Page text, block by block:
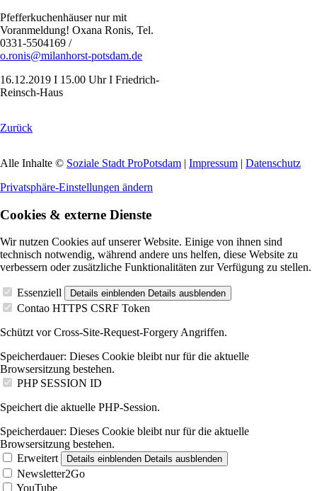
Pfefferkuchenhäuser nur mit
Voranmeldung! Oxana Ronis, Tel.
0331-5504169 /
o.ronis@milanhorst-potsdam.de
16.12.2019 I 15.00 Uhr I Friedrich-
Reinsch-Haus
Zurück
Alle Inhalte © Soziale Stadt ProPotsdam | Impressum | Datenschutz
Privatsphäre-Einstellungen ändern
Cookies & externe Dienste
Wir nutzen Cookies auf unserer Website. Einige von ihnen sind
technisch notwendig, während andere uns helfen, diese Website zu
verbessern oder zusätzliche Funktionalitäten zur Verfügung zu stellen.
Essenziell Details einblenden Details ausblenden
Contao HTTPS CSRF Token
Schützt vor Cross-Site-Request-Forgery Angriffen.
Speicherdauer: Dieses Cookie bleibt nur für die aktuelle
Browsersitzung bestehen.
PHP SESSION ID
Speichert die aktuelle PHP-Session.
Speicherdauer: Dieses Cookie bleibt nur für die aktuelle
Browsersitzung bestehen.
Erweitert
Details einblenden Details ausblenden
Newsletter2Go
YouTube